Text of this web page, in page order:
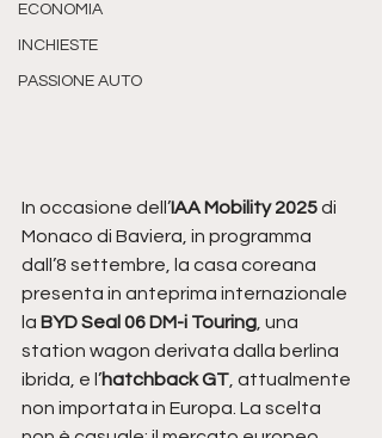
ECONOMIA
INCHIESTE
PASSIONE AUTO
In occasione dell’IAA Mobility 2025 di
Monaco di Baviera, in programma
dall’8 settembre, la casa coreana
presenta in anteprima internazionale
la BYD Seal 06 DM-i Touring, una
station wagon derivata dalla berlina
ibrida, e l’hatchback GT, attualmente
non importata in Europa. La scelta